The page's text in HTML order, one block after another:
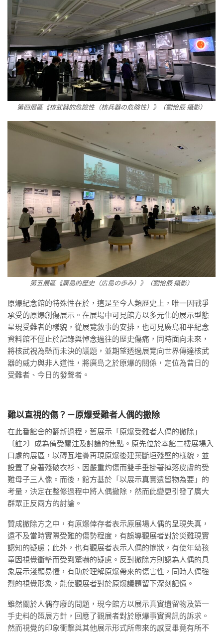
第四展區《核武器的危險性（核兵器の危険性）》（劉怡辰 攝影）
第五展區《廣島的歷史（広島の歩み）》（劉怡辰 攝影）
原爆紀念館的特殊性在於，這是至今人類歷史上，唯一因戰爭
承受的原爆創傷展示。在展場中可見館方以多元化的展示型態
呈現受難者的樣貌，從展覽敘事的安排，也可見廣島和平紀念
資料館不僅止於記錄與悼念過往的歷史傷痛，同時面向未來，
將核武視為懸而未決的議題，並期望透過展覽向世界傳達核武
器的威力與非人道性，將廣島之於原爆的關係，定位為昔日的
受難者、今日的發聲者。
難以直視的傷？－原爆受難者人偶的撤除
在此番館舍的翻新過程，舊展示「原爆受難者人偶的撤除」
〔註2〕成為備受關注及討論的焦點。原先位於本館二樓展場入
口處的展區，以磚瓦堆疊再現原爆後建築斷垣殘壁的樣貌，並
設置了身著殘破衣衫、因嚴重灼傷而雙手垂掛著掉落皮膚的受
難母子三人像。而後，館方基於「以展示真實遺留物為要」的
考量，決定在整修過程中將人偶撤除，然而此變更引發了廣大
群眾正反兩方的討論。
贊成撤除方之中，有原爆倖存者表示原展場人偶的呈現失真，
遠不及當時實際受難的傷勢程度，有誤導觀展者對於災難現實
認知的疑慮；此外，也有觀展者表示人偶的慘狀，有使年幼孩
童因視覺衝擊而受到驚嚇的疑慮。反對撤除方則認為人偶的具
象展示淺顯易懂，有助於理解原爆帶來的傷害性，同時人偶強
烈的視覺形象，能使觀展者對於原爆議題留下深刻記憶。
雖然關於人偶存廢的問題，現今館方以展示真實遺留物及第一
手史料的策展方針，回應了觀展者對於原爆事實資訊的訴求。
然而視覺的印象衝擊與其他展示形式所帶來的感受畢竟有所不